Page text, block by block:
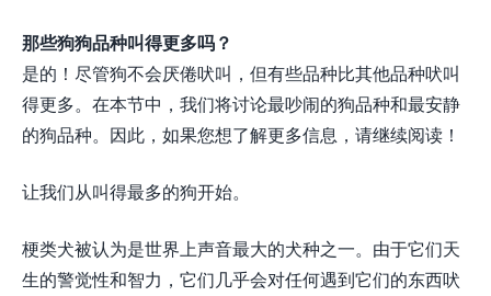
那些狗狗品种叫得更多吗？
是的！尽管狗不会厌倦吠叫，但有些品种比其他品种吠叫
得更多。在本节中，我们将讨论最吵闹的狗品种和最安静
的狗品种。因此，如果您想了解更多信息，请继续阅读！
让我们从叫得最多的狗开始。
梗类犬被认为是世界上声音最大的犬种之一。由于它们天
生的警觉性和智力，它们几乎会对任何遇到它们的东西吠